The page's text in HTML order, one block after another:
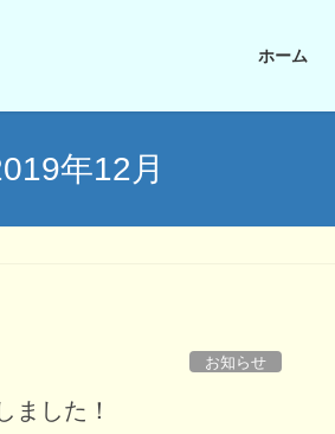
ホーム
年12月
お知らせ
ました！